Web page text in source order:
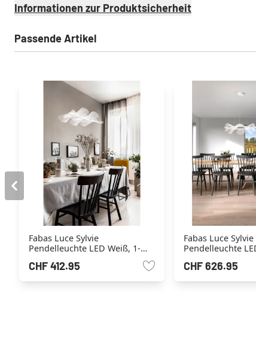
Informationen zur Produktsicherheit
Passende Artikel
Fabas Luce Sylvie
Pendelleuchte LED Weiß, 1-
CHF 412.95
Fabas Luce Sylvie
Pendelleuchte
CHF 626.95